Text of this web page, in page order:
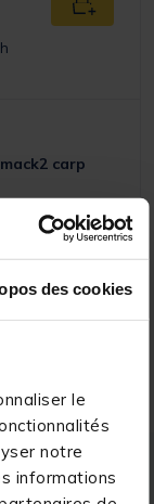
des cookies
le
notre
informations
Ajouter
carp
Customer Rating
Ajouter